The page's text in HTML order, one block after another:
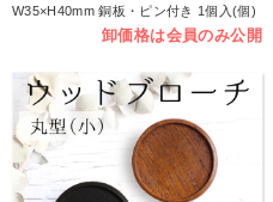
W35×H40mm 銅板・ピン付き 1個入(個)
卸価格は会員のみ公開